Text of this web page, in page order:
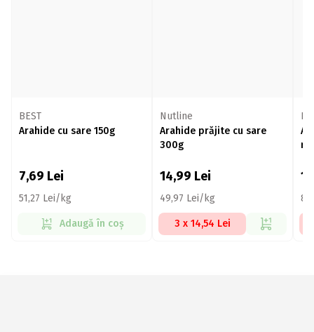
BEST
Arahide cu sare 150g
7,69 Lei
51,27 Lei/kg
Adaugă în coș
Nutline
Arahide prăjite cu sare
300g
14,99 Lei
49,97 Lei/kg
3 x 14,54 Lei